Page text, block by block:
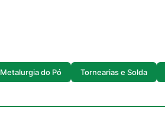
Metalurgia do Pó Tornearias e Solda